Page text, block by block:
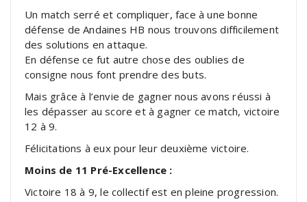
Un match serré et compliquer, face à une bonne
défense de Andaines HB nous trouvons difficilement
des solutions en attaque.
En défense ce fut autre chose des oublies de
consigne nous font prendre des buts.
Mais grâce à l’envie de gagner nous avons réussi à
les dépasser au score et à gagner ce match, victoire
12 à 9.
Félicitations à eux pour leur deuxième victoire.
Moins de 11 Pré-Excellence :
Victoire 18 à 9, le collectif est en pleine progression.